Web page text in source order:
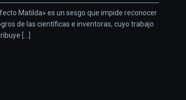
Matilda» es un sesgo que impide reconocer
de las científicas e inventoras, cuyo trabajo
[...]